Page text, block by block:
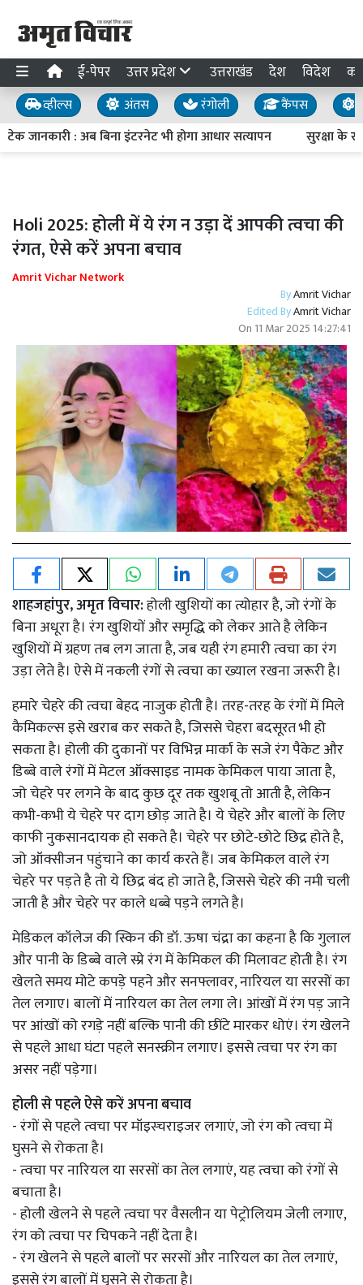
ई-पेपर उत्तर प्रदेश उत्तराखंड देश विदेश
व्हील्स अंतस रंगोली कैंपस
टेक जानकारी : अब बिना इंटरनेट भी होगा आधार सत्यापन
सुरक्षा के
Holi 2025: होली में ये रंग न उड़ा दें आपकी त्वचा की
रंगत, ऐसे करें अपना बचाव
Amrit Vichar Network
ByAmrit Vichar
Edited ByAmrit Vichar
On 11 Mar 2025 14:27:41
शाहजहांपुर, अमृत विचार:होली खुशियों का त्योहार है, जो रंगों के
बिना अधूरा है। रंग खुशियों और समृद्धि को लेकर आते है लेकिन
खुशियों में ग्रहण तब लग जाता है, जब यही रंग हमारी त्वचा का रंग
उड़ा लेते है। ऐसे में नकली रंगों से त्वचा का ख्याल रखना जरूरी है।
हमारे चेहरे की त्वचा बेहद नाजुक होती है। तरह-तरह के रंगों में मिले
कैमिकल्स इसे खराब कर सकते है, जिससे चेहरा बदसूरत भी हो
सकता है। होली की दुकानों पर विभिन्न मार्का के सजे रंग पैकेट और
डिब्बे वाले रंगों में मेटल ऑक्साइड नामक केमिकल पाया जाता है,
जो चेहरे पर लगने के बाद कुछ दूर तक खुशबू तो आती है, लेकिन
कभी-कभी ये चेहरे पर दाग छोड़ जाते है। ये चेहरे और बालों के लिए
काफी नुकसानदायक हो सकते है। चेहरे पर छोटे-छोटे छिद्र होते है,
जो ऑक्सीजन पहुंचाने का कार्य करते हैं। जब केमिकल वाले रंग
चेहरे पर पड़ते है तो ये छिद्र बंद हो जाते है, जिससे चेहरे की नमी चली
जाती है और चेहरे पर काले धब्बे पड़ने लगते है।
मेडिकल कॉलेज की स्किन की डॉ. ऊषा चंद्रा का कहना है कि गुलाल
और पानी के डिब्बे वाले स्प्रे रंग में केमिकल की मिलावट होती है। रंग
खेलते समय मोटे कपड़े पहने और सनफ्लावर, नारियल या सरसों का
तेल लगाए। बालों में नारियल का तेल लगा ले। आंखों में रंग पड़ जाने
पर आंखों को रगड़े नहीं बल्कि पानी की छींटे मारकर धोएं। रंग खेलने
से पहले आधा घंटा पहले सनस्क्रीन लगाए। इससे त्वचा पर रंग का
असर नहीं पड़ेगा।
होली से पहले ऐसे करें अपना बचाव
- रंगों से पहले त्वचा पर मॉइस्चराइजर लगाएं, जो रंग को त्वचा में
घुसने से रोकता है।
- त्वचा पर नारियल या सरसों का तेल लगाएं, यह त्वचा को रंगों से
बचाता है।
- होली खेलने से पहले त्वचा पर वैसलीन या पेट्रोलियम जेली लगाए,
रंग को त्वचा पर चिपकने नहीं देता है।
- रंग खेलने से पहले बालों पर सरसों और नारियल का तेल लगाएं,
इससे रंग बालों में घुसने से रोकता है।